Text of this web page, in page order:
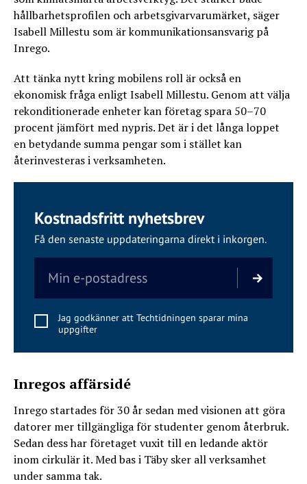
hållbarhetsprofilen och arbetsgivarvarumärket, säger
Isabell Millestu som är kommunikationsansvarig på
Inrego.
Att tänka nytt kring mobilens roll är också en
ekonomisk fråga enligt Isabell Millestu. Genom att välja
rekonditionerade enheter kan företag spara 50–70
procent jämfört med nypris. Det är i det långa loppet
en betydande summa pengar som i stället kan
återinvesteras i verksamheten.
Kostnadsfritt nyhetsbrev
Få den senaste uppdateringarna direkt i inkorgen.
Jag godkänner att Techtidningen sparar mina
uppgifter
Inregos affärsidé
Inrego startades för 30 år sedan med visionen att göra
datorer mer tillgängliga för studenter genom återbruk.
Sedan dess har företaget vuxit till en ledande aktör
inom cirkulär it. Med bas i Täby sker all verksamhet
under samma tak.